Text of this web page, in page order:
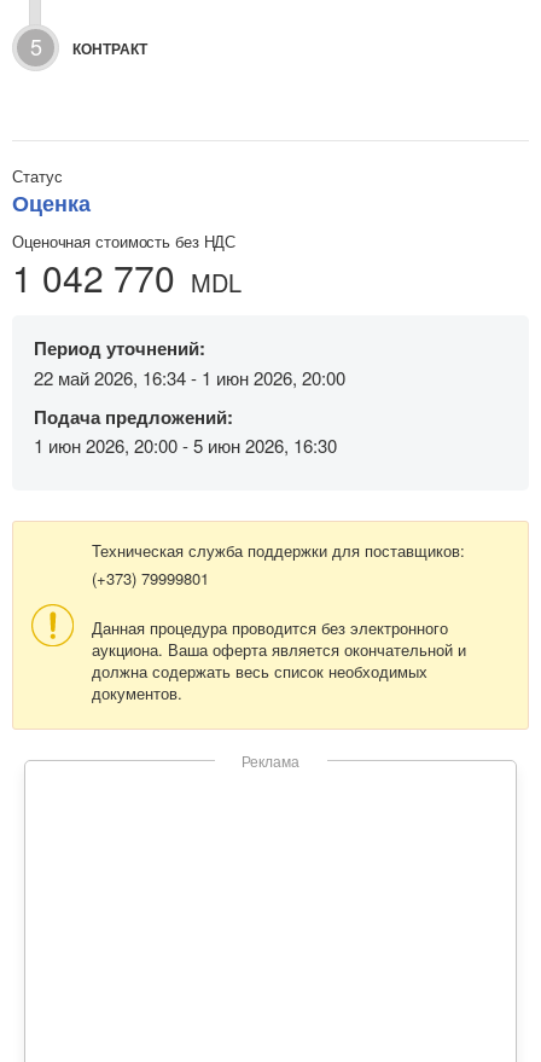
5 КОНТРАКТ
Статус
Оценка
Оценочная стоимость без НДС
1 042 770 MDL
Период уточнений:
22 май 2026, 16:34 - 1 июн 2026, 20:00
Подача предложений:
1 июн 2026, 20:00 - 5 июн 2026, 16:30
Техническая служба поддержки для поставщиков:
(+373) 79999801
Данная процедура проводится без электронного
аукциона. Ваша оферта является окончательной и
должна содержать весь список необходимых
документов.
Реклама